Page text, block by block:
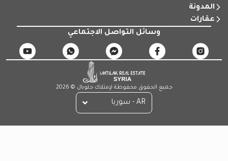
المدونة
عقارات
وسائل التواصل الاجتماعي
جميع الحقوق محفوظة لإمتلاك جلوبال © 2026
AR - سوريا